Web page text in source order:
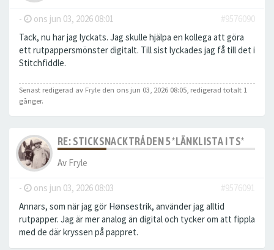
- ons jun 03, 2026 08:01
#9576090
Tack, nu har jag lyckats. Jag skulle hjälpa en kollega att göra
ett rutpappersmönster digitalt. Till sist lyckades jag få till det i
Stitchfiddle.
Senast redigerad av Fryle den ons jun 03, 2026 08:05, redigerad totalt 1
gånger.
RE: STICKSNACKTRÅDEN 5 *LÄNKLISTA I TS*
Av Fryle
- ons jun 03, 2026 08:03
#9576091
Annars, som när jag gör Hønsestrik, använder jag alltid
rutpapper. Jag är mer analog än digital och tycker om att fippla
med de där kryssen på pappret.